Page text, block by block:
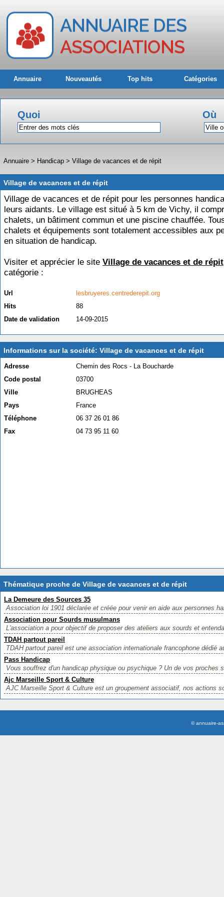
Annuaire Nouveautés Top hits Catégories
Quoi Où
Annuaire > Handicap > Village de vacances et de répit
Village de vacances et de répit
Village de vacances et de répit pour les personnes
leurs aidants. Le village est situé à 5 km de Vichy, il
chalets, un bâtiment commun et une piscine chauffée.
chalets et équipements sont totalement accessibles aux
en situation de handicap.
Visiter et apprécier le site Village de vacances et de répit
catégorie :
Url
lesbruyeres.centrederepit.org
Hits
88
Date de validation
14-09-2015
Informations sur la société: Village de vacances et de répit
Adresse
Chemin des Rocs - La Boucharde
Code postal
03700
Ville
BRUGHEAS
Pays
France
Téléphone
06 37 26 01 86
Fax
04 73 95 11 60
Thématique proche de Village de vacances et de répit
La Demeure des Sources 35
Association loi 1901 déclarée et créée pour venir en aide aux personnes
Association pour Sourds musulmans
L'association a pour objectif de proposer des ateliers aux sourds et
TDAH partout pareil
TDAH partout pareil est une association internationale francophone dédié
Pass Handicap
Vous souffrez d'un handicap physique ou psychique ? Un de vos proches
Ajc Marseille Sport & Culture
AJC Marseille Sport & Culture est un groupement associatif, nos actions
© annuaire-